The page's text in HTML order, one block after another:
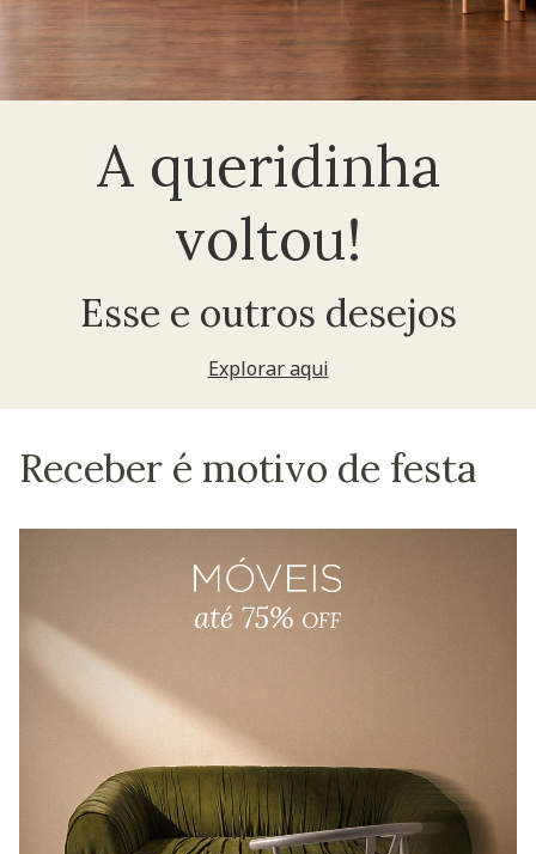
A queridinha
voltou!
Esse e outros desejos
Explorar aqui
Receber é motivo de festa